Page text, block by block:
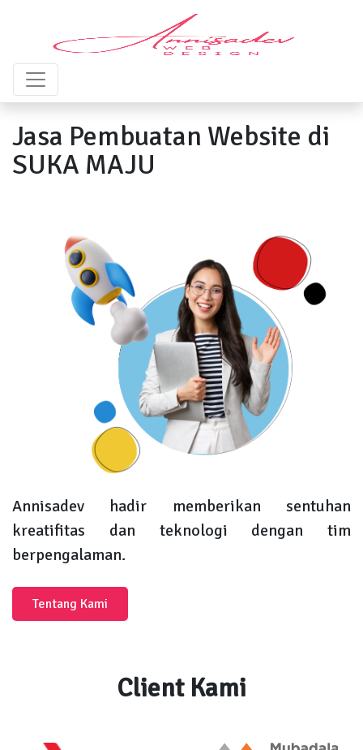
Jasa Pembuatan Website di
SUKA MAJU
Annisadev hadir memberikan sentuhan
kreatifitas dan teknologi dengan tim
berpengalaman.
Tentang Kami
Client Kami